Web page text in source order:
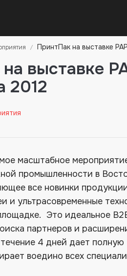
ПринтПак на выставке
выставке
2012
масштабное
промышленности в
все новинки
и ультрасовременные
Это идеальное
партнеров и
4 дней дает полную
воедино всех